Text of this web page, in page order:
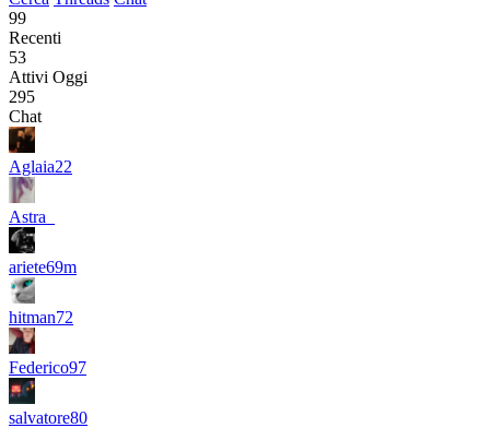
99
Recenti
53
Attivi Oggi
295
Chat
Aglaia22
Astra_
ariete69m
hitman72
Federico97
salvatore80